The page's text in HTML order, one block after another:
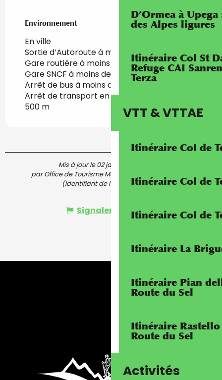
D’Ormea à
des Alpes ligures
Itinéraire Col St
Refuge CAI
Terza
VTT & VTTAE
Itinéraire Col de
Itinéraire Col de
Itinéraire Col de
Itinéraire La
Itinéraire Pian
Route du Sel
Itinéraire
Route du Sel
Activités
Environnement
Environnement
En ville
Sortie d’Autoroute à moins de 5 km
Gare routière à moins de 500 m
Gare SNCF à moins de 500 m
Arrêt de bus à moins de 500 m
Arrêt de transport en commun à moins de
500 m
Mis à jour le 02 janvier 2024 à 15:12
par Office de Tourisme Menton, Riviera & Merveilles
(Identifiant de l'offre :
6584568)
Signaler une erreur